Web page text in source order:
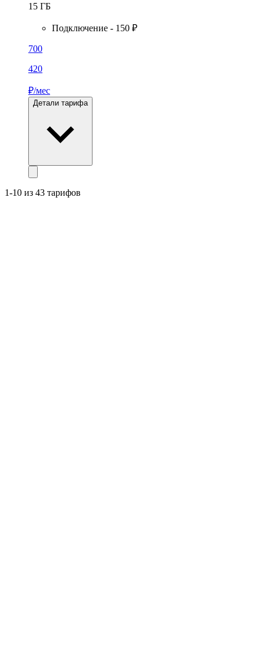
15 ГБ
Подключение - 150 ₽
700
420
₽/мес
Детали тарифа
1-10 из 43 тарифов